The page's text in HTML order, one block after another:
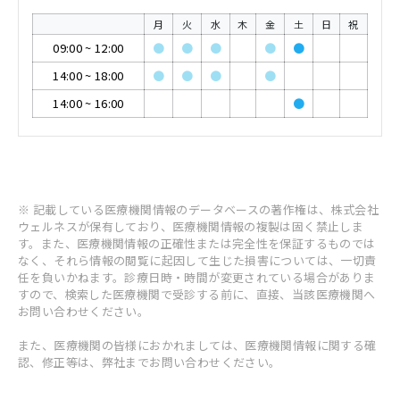
月 火 水 木 金 土 日 祝
09:00~ 12:00 ● ● ● ●
●
14:00~ 18:00 ● ● ●
●
14:00~ 16:00 ●
※ 記載している医療機関情報のデータベースの著作権は、株式会社
ウェルネスが保有しており、医療機関情報の複製は固く禁止しま
す。また、医療機関情報の正確性または完全性を保証するものでは
なく、それら情報の閲覧に起因して生じた損害については、一切責
任を負いかねます。診療日時・時間が変更されている場合がありま
すので、検索した医療機関で受診する前に、直接、当該医療機関へ
お問い合わせください。
また、医療機関の皆様におかれましては、医療機関情報に関する確
認、修正等は、弊社までお問い合わせください。